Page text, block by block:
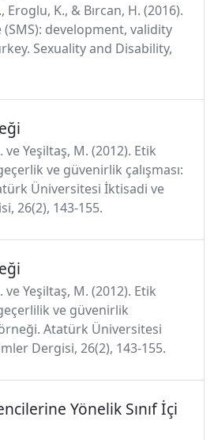
Eroglu, K., & Bırcan, H. (2016).
(SMS): development, validity
Sexuality and Disability,
Yeşiltaş, M. (2012). Etik
ve güvenirlik çalışması:
Üniversitesi İktisadi ve
26(2), 143-155.
Yeşiltaş, M. (2012). Etik
ve güvenirlik
örneği. Atatürk Üniversitesi
Dergisi, 26(2), 143-155.
Yönelik Sınıf İçi